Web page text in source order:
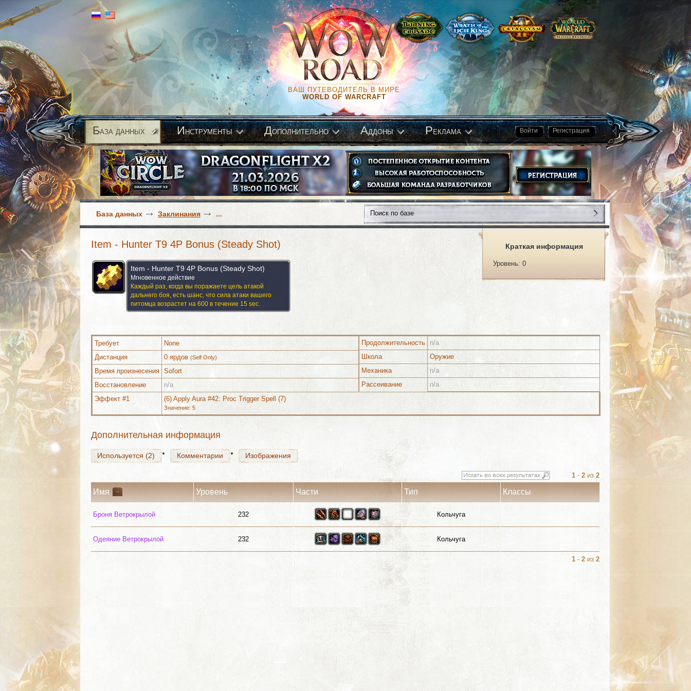
ВАШ ПУТЕВОДИТЕЛЬ В МИРЕ
WORLD OF WARCRAFT
Войти Регистрация
База данных Инструменты Дополнительно Аддоны Реклама
База данных Заклинания ...
Краткая информация
Уровень: 0
Item - Hunter T9 4P Bonus (Steady Shot)
Item - Hunter T9 4P Bonus (Steady Shot)
Мгновенное действие
Каждый раз, когда вы поражаете цель атакой
дальнего боя, есть шанс, что сила атаки вашего
питомца возрастет на 600 в течение 15 sec.
Продолжительность
n/a
Школа
Оружие
Механика
n/a
Рассеивание
n/a
Требует
None
Дистанция
0 ярдов (Self Only)
Время произнесения Sofort
Восстановление
n/a
Эффект #1
(6) Apply Aura #42: Proc Trigger Spell (7)
Значение: 5
Дополнительная информация
Используется (2) Комментарии
Используется (2) Комментарии Изображения
Используется (2) Комментарии Изображения
1 - 2 из 2
Имя Уровень Части Тип Классы
Броня Ветрокрылой 232 Кольчуга
Одеяние Ветрокрылой 232 Кольчуга
1 - 2 из 2